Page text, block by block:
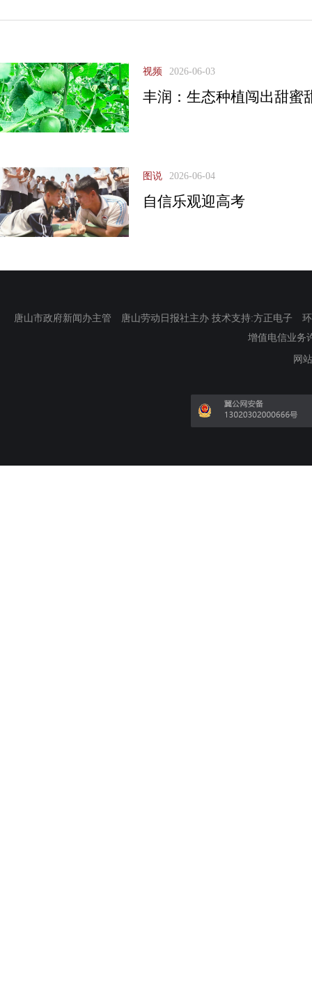
视频 2026-06-03
丰润：生态种植闯出甜蜜
图说 2026-06-04
自信乐观迎高考
唐山市政府新闻办主管 唐山劳动日报社主办 技术支持:方正电子
增值电信业务
网